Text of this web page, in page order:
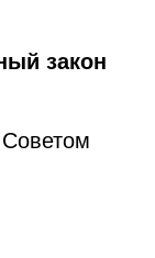
закон